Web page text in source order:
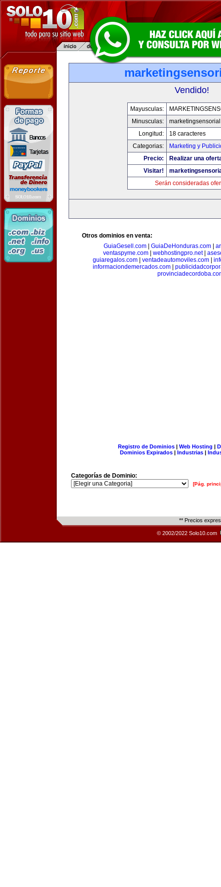
Vendido!
Mayusculas:
Minusculas:
Longitud:
18 caracteres
Categorias:
Marketing y
Precio:
Realizar una
Visitar!
Serán consideradas
Otros dominios en venta:
GuiaGesell.com| GuiaDeHonduras.com|
ventaspyme.com
webhostingpro.net|
guiaregalos.com| ventadeautomoviles.com|
informaciondemercados.com|
Registro de Dominios| Web Hosting |
Dominios Expirados | Industrias |
Categorías de Dominio:
[Pág.
** Precios
© 2002/2022 Solo10.com